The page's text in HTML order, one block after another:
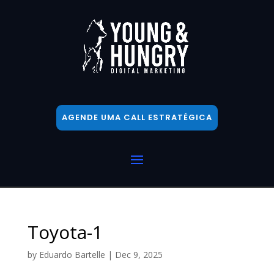
AGENDE UMA CALL ESTRATÉGICA
Toyota-1
by Eduardo Bartelle | Dec 9, 2025